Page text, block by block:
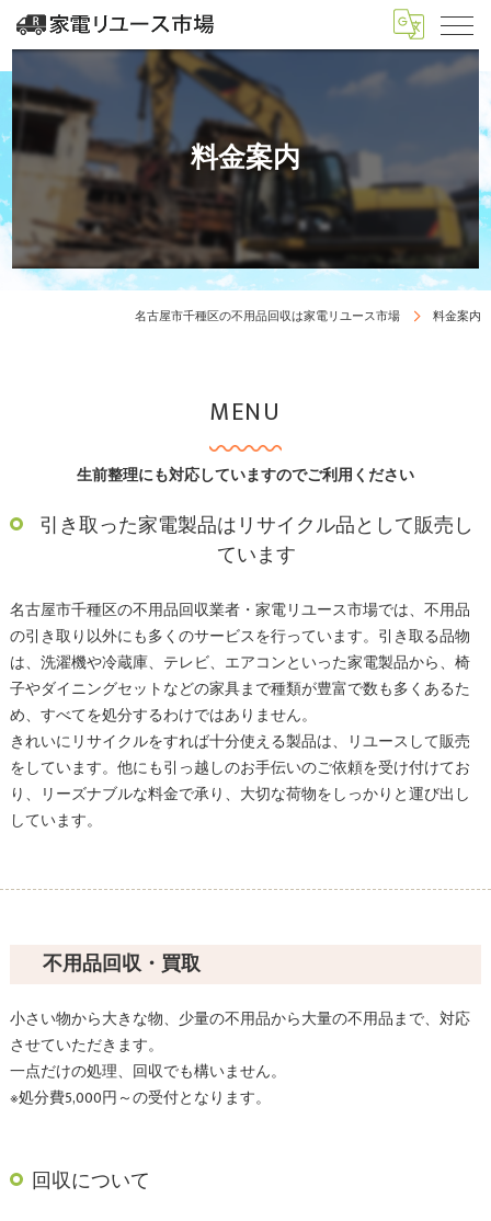
料金案内
名古屋市千種区の不用品回収は家電リユース市場 料金案内
生前整理にも対応していますのでご利用ください
MENU
引き取った家電製品はリサイクル品として販売し
ています
名古屋市千種区の不用品回収業者・家電リユース市場では、不用品
の引き取り以外にも多くのサービスを行っています。引き取る品物
は、洗濯機や冷蔵庫、テレビ、エアコンといった家電製品から、椅
子やダイニングセットなどの家具まで種類が豊富で数も多くあるた
め、すべてを処分するわけではありません。
きれいにリサイクルをすれば十分使える製品は、リユースして販売
をしています。他にも引っ越しのお手伝いのご依頼を受け付けてお
り、リーズナブルな料金で承り、大切な荷物をしっかりと運び出し
しています。
不用品回収・買取
小さい物から大きな物、少量の不用品から大量の不用品まで、対応
させていただきます。
一点だけの処理、回収でも構いません。
※処分費5,000円～の受付となります。
回収について